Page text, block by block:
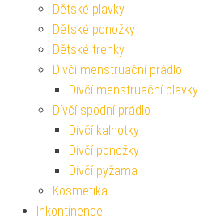
Dětské plavky
Dětské ponožky
Dětské trenky
Dívčí menstruační prádlo
Dívčí menstruační plavky
Dívčí spodní prádlo
Dívčí kalhotky
Dívčí ponožky
Dívčí pyžama
Kosmetika
Inkontinence